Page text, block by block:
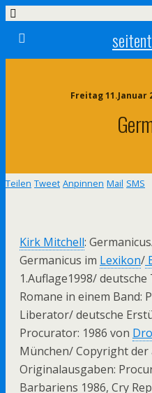
Freitag 11.Januar
Teilen Tweet Anpinnen Mail SMS
Kirk Mitchell:
Germanicus im Lexikon/
1.Auflage1998/
Romane in einem Band:
Liberator/ deutsche
Procurator: 1986 von
München/ Copyright der
Originalausgaben:
Barbariens 1986, Cry